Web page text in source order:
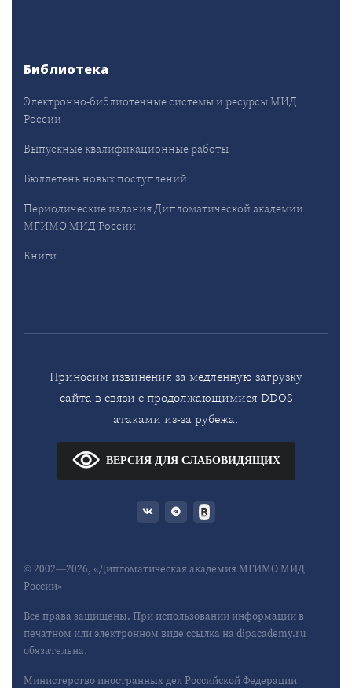
Библиотека
Электронно-библиотечные системы и ресурсы МИД
России
Выпускные квалификационные работы
Бюллетень новых поступлений
Периодические издания Дипломатической академии
МГИМО МИД России
Книги
Приносим извинения за медленную загрузку
сайта в связи с продолжающимися DDOS
атаками из-за рубежа.
ВЕРСИЯ ДЛЯ СЛАБОВИДЯЩИХ
© 2002—2026, «Дипломатическая академия МГИМО МИД
России»
Все права защищены. При использовании информации в
печатном или электронном виде ссылка на dipacademy.ru
обязательна.
Министерство иностранных дел Российской Федерации